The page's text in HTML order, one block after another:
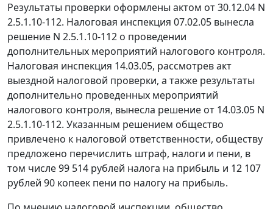
Результаты проверки оформлены актом от 30.12.04 N
2.5.1.10-112. Налоговая инспекция 07.02.05 вынесла
решение N 2.5.1.10-112 о проведении
дополнительных мероприятий налогового контроля.
Налоговая инспекция 14.03.05, рассмотрев акт
выездной налоговой проверки, а также результаты
дополнительно проведенных мероприятий
налогового контроля, вынесла решение от 14.03.05 N
2.5.1.10-112. Указанным решением общество
привлечено к налоговой ответственности, обществу
предложено перечислить штраф, налоги и пени, в
том числе 99 514 рублей налога на прибыль и 12 107
рублей 90 копеек пени по налогу на прибыль.